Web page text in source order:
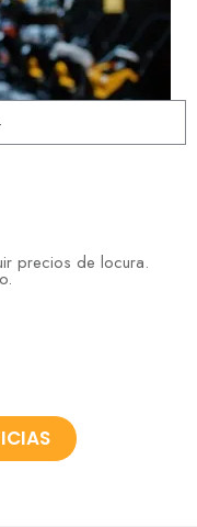
precios de locura.